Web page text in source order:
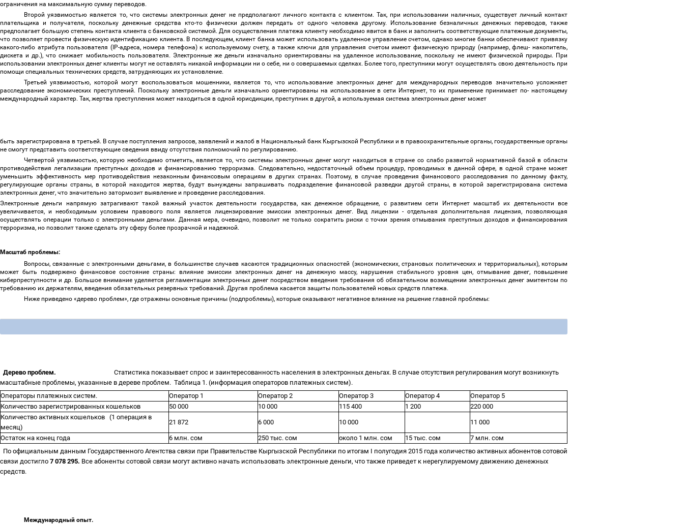
ограничения на максимальную сумму переводов.
Второй уязвимостью является то, что системы электронных денег не предполагают личного контакта с клиентом. Так, при использовании наличных, существует личный контакт
плательщика и получателя, поскольку денежные средства кто-то физически должен передать от одного человека другому. Использование безналичных денежных переводов, также
предполагает большую степень контакта клиента с банковской системой. Для осуществления платежа клиенту необходимо явится в банк и заполнить соответствующие платежные документы,
что позволяет провести физическую идентификацию клиента. В последующем, клиент банка может использовать удаленное управление счетом, однако многие банки обеспечивают привязку
какого-либо атрибута пользователя (IP-адреса, номера телефона) к используемому счету, а также ключи для управления счетом имеют физическую природу (например, флеш- накопитель,
дискета и др.), что снижает мобильность пользователя. Электронные же деньги изначально ориентированы на удаленное использование, поскольку не имеют физической природы. При
использовании электронных денег клиенты могут не оставлять никакой информации ни о себе, ни о совершаемых сделках. Более того, преступники могут осуществлять свою деятельность при
помощи специальных технических средств, затрудняющих их установление.
Третьей уязвимостью, которой могут воспользоваться мошенники, является то, что использование электронных денег для международных переводов значительно усложняет
расследование экономических преступлений. Поскольку электронные деньги изначально ориентированы на использование в сети Интернет, то их применение принимает по- настоящему
международный характер. Так, жертва преступления может находиться в одной юрисдикции, преступник в другой, а используемая система электронных денег может
быть зарегистрирована в третьей. В случае поступления запросов, заявлений и жалоб в Национальный банк Кыргызской Республики и в правоохранительные органы, государственные органы
не смогут представить соответствующие сведения ввиду отсутствия полномочий по регулированию.
Четвертой уязвимостью, которую необходимо отметить, является то, что системы электронных денег могут находиться в стране со слабо развитой нормативной базой в области
противодействия легализации преступных доходов и финансированию терроризма. Следовательно, недостаточный объем процедур, проводимых в данной сфере, в одной стране может
уменьшить эффективность мер противодействия незаконным финансовым операциям в других странах. Поэтому, в случае проведения финансового расследования по данному факту,
регулирующие органы страны, в которой находится жертва, будут вынуждены запрашивать подразделение финансовой разведки другой страны, в которой зарегистрирована система
электронных денег, что значительно затормозит выявление и проведение расследования.
Электронные деньги напрямую затрагивают такой важный участок деятельности государства, как денежное обращение, с развитием сети Интернет масштаб их деятельности все
увеличивается, и необходимым условием правового поля является лицензирование эмиссии электронных денег. Вид лицензии - отдельная дополнительная лицензия, позволяющая
осуществлять операции только с электронными деньгами. Данная мера, очевидно, позволит не только сократить риски с точки зрения отмывания преступных доходов и финансирования
терроризма, но позволит также сделать эту сферу более прозрачной и надежной.
Масштаб проблемы:
Вопросы, связанные с электронными деньгами, в большинстве случаев касаются традиционных опасностей (экономических, страновых политических и территориальных), которым
может быть подвержено финансовое состояние страны: влияние эмиссии электронных денег на денежную массу, нарушения стабильного уровня цен, отмывание денег, повышение
киберпреступности и др. Большое внимание уделяется регламентации электронных денег посредством введения требования об обязательном возмещении электронных денег эмитентом по
требованию их держателям, введения обязательных резервных требований. Другая проблема касается защиты пользователей новых средств платежа.
Ниже приведено «дерево проблем», где отражены основные причины (подпроблемы), которые оказывают негативное влияние на решение главной проблемы:
Дерево проблем.
Статистика показывает спрос и заинтересованность населения в электронных деньгах. В случае отсутствия регулирования могут возникнуть
масштабные проблемы, указанные в дереве проблем. Таблица 1. (информация операторов платежных систем).
Операторы платежных систем.
Оператор 1 Оператор 2 Оператор 3 Оператор 4
Оператор 5
Количество зарегистрированных кошельков
50 000 10 000 115 400 1 200
220 000
Количество активных кошельков (1 операция в
месяц)
21 872 6 000 10 000 11 000
Остаток на конец года 6 млн. сом 250 тыс. сом около 1 млн. сом 15 тыс. сом
7 млн. сом
По официальным данным Государственного Агентства связи при Правительстве Кыргызской Республики по итогам I полугодия 2015 года количество активных абонентов сотовой
связи достигло 7 078 295. Все абоненты сотовой связи могут активно начать использовать электронные деньги, что также приведет к нерегулируемому движению денежных
средств.
Международный опыт.